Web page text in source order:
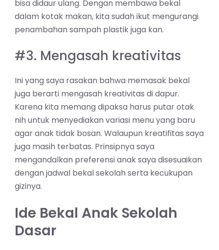
bisa didaur ulang. Dengan membawa bekal
dalam kotak makan, kita sudah ikut mengurangi
penambahan sampah plastik juga kan.
#3. Mengasah kreativitas
Ini yang saya rasakan bahwa memasak bekal
juga berarti mengasah kreativitas di dapur.
Karena kita memang dipaksa harus putar otak
nih untuk menyediakan variasi menu yang baru
agar anak tidak bosan. Walaupun kreatifitas saya
juga masih terbatas. Prinsipnya saya
mengandalkan preferensi anak saya disesuaikan
dengan jadwal bekal sekolah serta kecukupan
gizinya.
Ide Bekal Anak Sekolah
Dasar